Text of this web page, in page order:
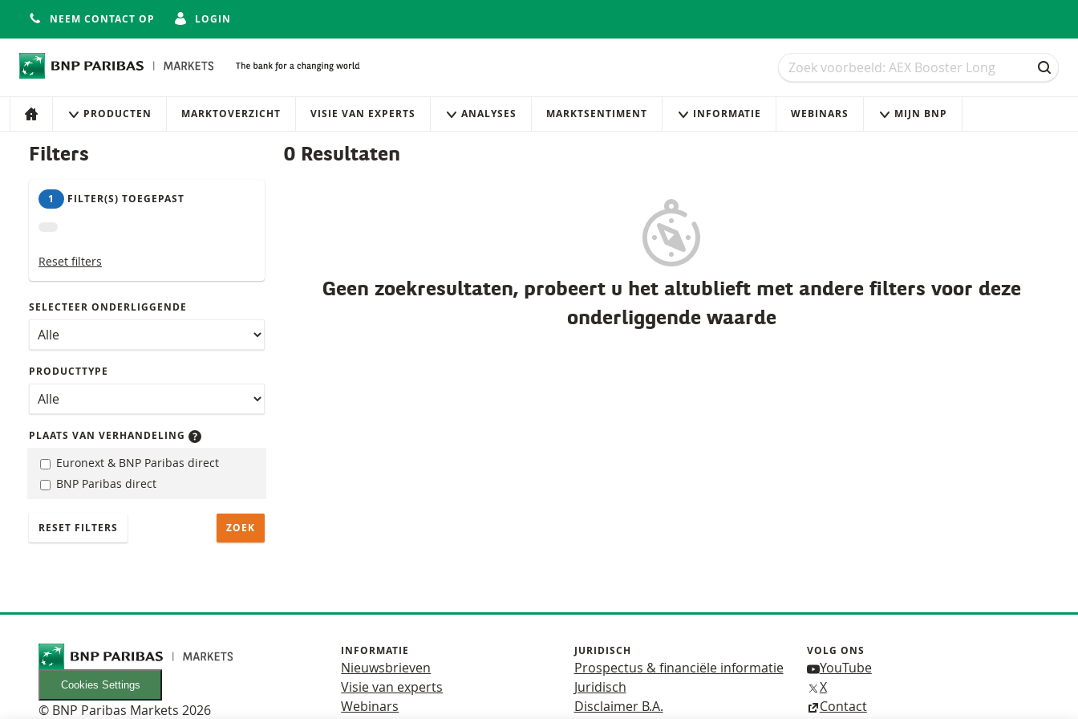
NEEM CONTACT OP LOGIN
Zoek
Zoek
ZOEK
Navigatie
Site navigatie
HOME PRODUCTEN MARKTOVERZICHT VISIE VAN EXPERTS ANALYSES MARKTSENTIMENT INFORMATIE WEBINARS MIJN BNP
Producten
Filters
1 FILTER(S) TOEGEPAST
Reset filters
SELECTEER ONDERLIGGENDE
PRODUCTTYPE
PLAATS VAN VERHANDELING
Euronext & BNP Paribas direct
BNP Paribas direct
RESET FILTERS
0 Resultaten
Geen zoekresultaten, probeert u het altublieft met andere filters voor deze
onderliggende waarde
Cookies Settings
© BNP Paribas Markets 2026
INFORMATIE
Nieuwsbrieven
Visie van experts
Webinars
JURIDISCH
Prospectus & financiële informatie
Juridisch
Disclaimer B.A.
VOLG ONS
YouTube
X
Contact